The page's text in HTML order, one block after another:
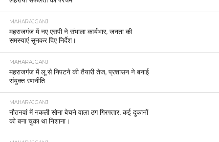
MAHARAJGANJ
महराजगंज में नए एसपी ने संभाला कार्यभार, जनता की
समस्याएं सुनकर दिए निर्देश।
MAHARAJGANJ
महराजगंज में लू से निपटने की तैयारी तेज, प्रशासन ने बनाई
संयुक्त रणनीति
MAHARAJGANJ
नौतनवां में नकली सोना बेचने वाला ठग गिरफ्तार, कई दुकानों
को बना चुका था निशाना।